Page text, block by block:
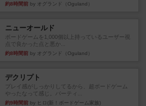
約8時間前 by オグランド（Oguland）
ニューオールド
ボードゲームを1,000個以上持っているユーザー視
点で良かった点と悪か...
約8時間前 by オグランド（Oguland）
デクリプト
プレイ感がしっかりしてるから、超ボードゲーム
やったなって感じ。パーティ...
約9時間前 by ヒロ(新！ボードゲーム家族)